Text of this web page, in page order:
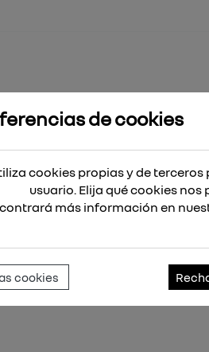
Plus 300mm de cookies
cookies propias y de
usuario. Elija qué cookies nos
más información en
cookies